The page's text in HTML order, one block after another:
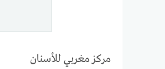
مركز مغربي للأسنان